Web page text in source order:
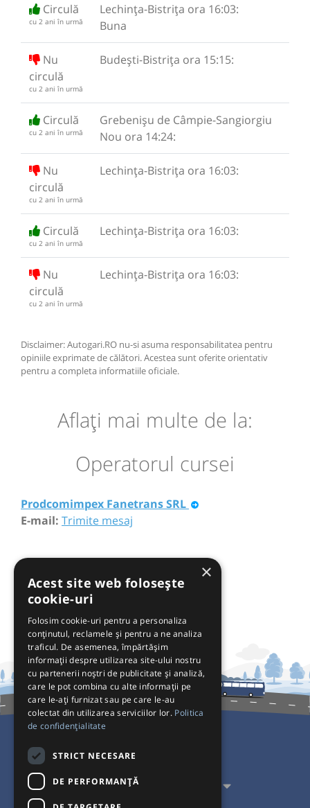
Circulă
cu 2 ani în urmă
Lechința-Bistrița ora 16:03:
Buna
Nu
circulă
cu 2 ani în urmă
Budești-Bistrița ora 15:15:
Circulă
cu 2 ani în urmă
Grebenișu de Câmpie-Sangiorgiu
Nou ora 14:24:
Nu
circulă
cu 2 ani în urmă
Lechința-Bistrița ora 16:03:
Circulă
cu 2 ani în urmă
Lechința-Bistrița ora 16:03:
Nu
circulă
cu 2 ani în urmă
Lechința-Bistrița ora 16:03:
Disclaimer: Autogari.RO nu-si asuma responsabilitatea pentru
opiniile exprimate de călători. Acestea sunt oferite orientativ
pentru a completa informatiile oficiale.
Aflaţi mai multe de la:
Operatorul cursei
Prodcomimpex Fanetrans SRL
E-mail: Trimite mesaj
Pentru Călători
Pentru Transportatori
×
Acest site web folosește
cookie-uri
Folosim cookie-uri pentru a personaliza
conținutul, reclamele și pentru a ne analiza
traficul. De asemenea, împărtășim
informații despre utilizarea site-ului nostru
cu partenerii noștri de publicitate și analiză,
care le pot combina cu alte informații pe
care le-ați furnizat sau pe care le-au
colectat din utilizarea serviciilor lor. Politica
de confidențialitate
STRICT NECESARE
DE PERFORMANȚĂ